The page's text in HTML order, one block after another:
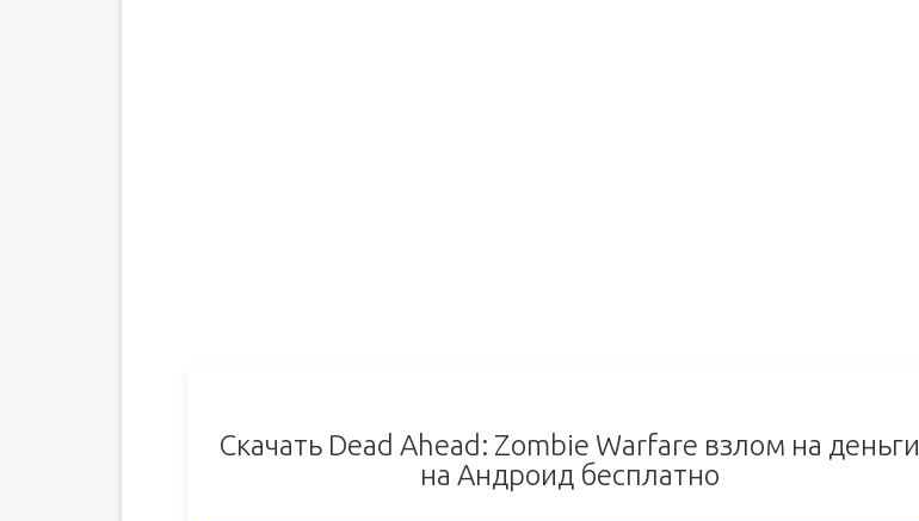
Скачать Dead Ahead: Zombie Warfare взлом на деньги
на Андроид бесплатно